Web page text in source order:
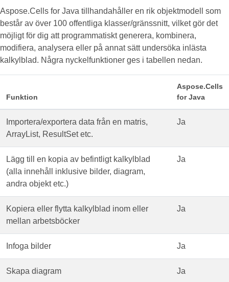
Aspose.Cells for Java tillhandahåller en rik objektmodell som
består av över 100 offentliga klasser/gränssnitt, vilket gör det
möjligt för dig att programmatiskt generera, kombinera,
modifiera, analysera eller på annat sätt undersöka inlästa
kalkylblad. Några nyckelfunktioner ges i tabellen nedan.
Funktion
Aspose.Cells
for Java
Importera/exportera data från en matris,
ArrayList, ResultSet etc.
Ja
Lägg till en kopia av befintligt kalkylblad
(alla innehåll inklusive bilder, diagram,
andra objekt etc.)
Ja
Kopiera eller flytta kalkylblad inom eller
mellan arbetsböcker
Ja
Infoga bilder Ja
Skapa diagram Ja